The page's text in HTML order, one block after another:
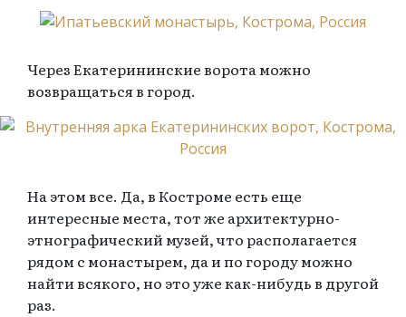
Через Екатерининские ворота можно
возвращаться в город.
На этом все. Да, в Костроме есть еще
интересные места, тот же архитектурно-
этнографический музей, что располагается
рядом с монастырем, да и по городу можно
найти всякого, но это уже как-нибудь в другой
раз.